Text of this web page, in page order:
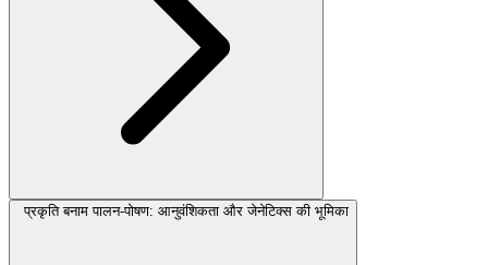
प्रकृति बनाम पालन-पोषण: आनुवंशिकता और जेनेटिक्स की भूमिका